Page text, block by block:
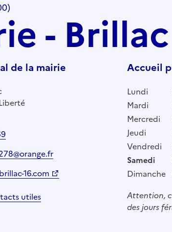
- Brillac
de la mairie
16.com
utiles
Accueil
Lundi
Mardi
Mercredi
Jeudi
Vendredi
Samedi
Dimanche
Attention,
des jours